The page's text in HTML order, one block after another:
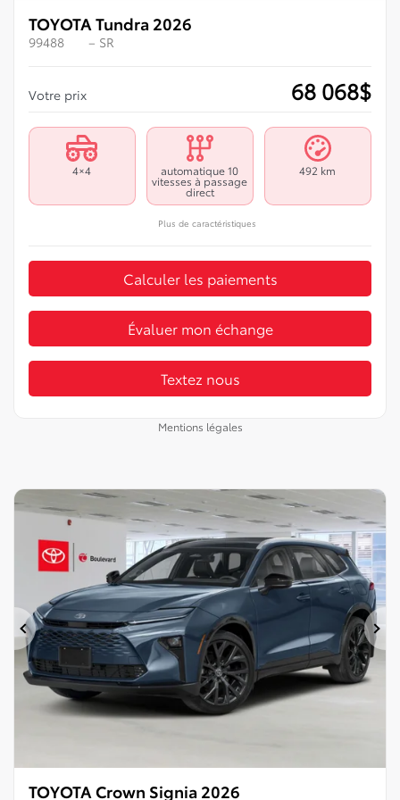
TOYOTA Tundra 2026
99488 – SR
Votre prix 68 068$
4×4 automatique 10
vitesses à passage
direct
492 km
Plus de caractéristiques
Calculer les paiements
Évaluer mon échange
Textez nous
Mentions légales
Précédent
TOYOTA Crown Signia 2026